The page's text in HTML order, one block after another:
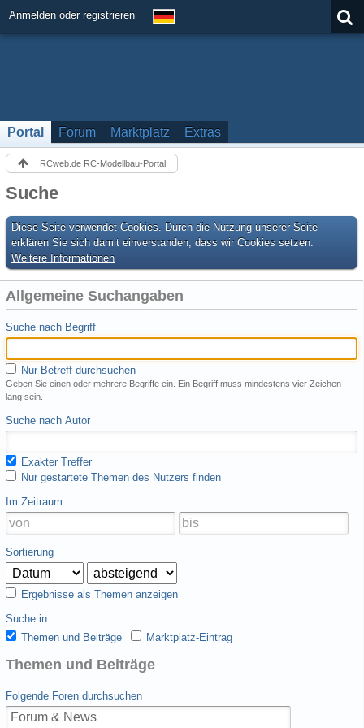
Anmelden oder registrieren
Portal Forum Marktplatz Extras
RCweb.de RC-Modellbau-Portal
Suche
Diese Seite verwendet Cookies. Durch die Nutzung unserer Seite
erklären Sie sich damit einverstanden, dass wir Cookies setzen.
Weitere Informationen
Allgemeine Suchangaben
Suche nach Begriff
Nur Betreff durchsuchen
Geben Sie einen oder mehrere Begriffe ein. Ein Begriff muss mindestens vier Zeichen
lang sein.
Suche nach Autor
Exakter Treffer
Nur gestartete Themen des Nutzers finden
Im Zeitraum
Sortierung
Ergebnisse als Themen anzeigen
Suche in
Themen und Beiträge
Marktplatz-Eintrag
Themen und Beiträge
Folgende Foren durchsuchen